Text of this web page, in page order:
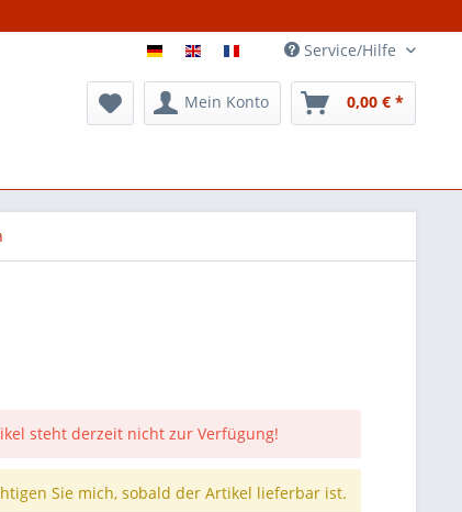
Service/Hilfe
Mein Konto 0,00 € *
steht derzeit nicht zur Verfügung!
Sie mich, sobald der Artikel lieferbar ist.